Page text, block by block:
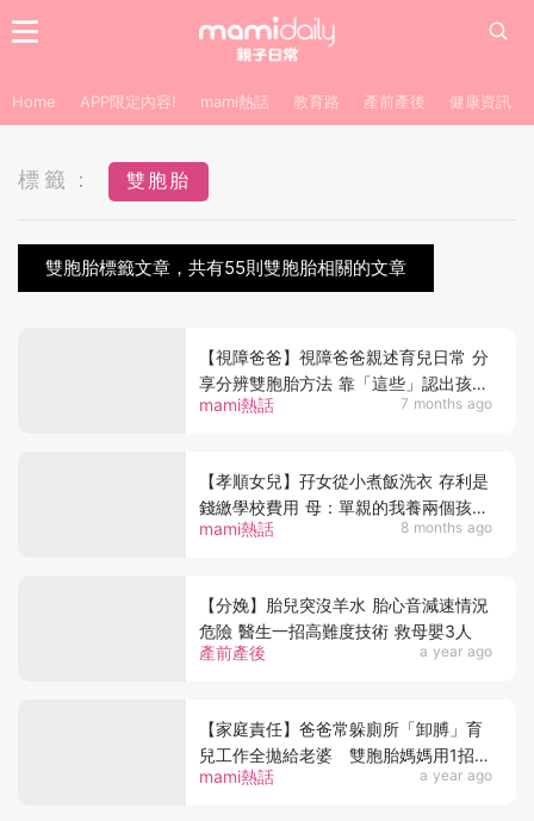
Home APP限定內容! mami熱話 教育路 產前產後 健康資訊
標籤： 雙胞胎
雙胞胎標籤文章，共有55則雙胞胎相關的文章
mami熱話 7 months ago
【視障爸爸】視障爸爸親述育兒日常 分
享分辨雙胞胎方法 靠「這些」認出孩子
網民感動：這就是父愛
mami熱話 8 months ago
【孝順女兒】孖女從小煮飯洗衣 存利是
錢繳學校費用 母：單親的我養兩個孩子
也很幸福
產前產後 a year ago
【分娩】胎兒突沒羊水 胎心音減速情況
危險 醫生一招高難度技術 救母嬰3人
mami熱話 a year ago
【家庭責任】爸爸常躲廁所「卸膊」育
兒工作全拋給老婆 雙胞胎媽媽用1招迫
老公離開洗手間